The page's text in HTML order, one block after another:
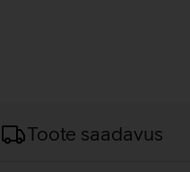
Toote saadavus